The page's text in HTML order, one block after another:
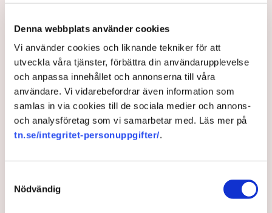
Denna webbplats använder cookies
Vi använder cookies och liknande tekniker för att
utveckla våra tjänster, förbättra din användarupplevelse
och anpassa innehållet och annonserna till våra
användare. Vi vidarebefordrar även information som
samlas in via cookies till de sociala medier och annons-
och analysföretag som vi samarbetar med. Läs mer på
tn.se/integritet-personuppgifter/.
Nödvändig
Robin Sukhia på Sweden-India Business Council.
– Det är jätteviktigt att det går i hamn. Just nu finns det tullar
dit och tullar tillbaka, det är helt vansinnigt. När handel
kommer i gång har man djupare gemensamma intressen, och
egentligen är det några få områden som det är problem med.
EU måste förstå att man kommer från två helt olika
ekonomiska bakgrunder med olika mål, medan Indien
behöver förstå att få till ”Make in India” och öka arbeten i
Indien så behövs exporten, vilket kan endast åstadkommas
inom ramen för ett FTA, säger han.
ambitiösa i sina klimatmål än vad